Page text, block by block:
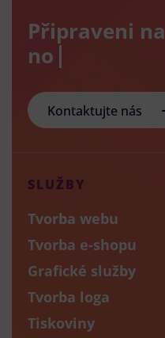
Připraveni na
nový e-s
Kontaktujte nás
SLUŽBY
Tvorba webu
Tvorba e-shopu
Grafické služby
Tvorba loga
Tiskoviny